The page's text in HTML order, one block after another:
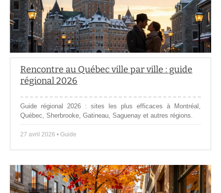
Rencontre au Québec ville par ville : guide
régional 2026
Guide régional 2026 : sites les plus efficaces à Montréal,
Québec, Sherbrooke, Gatineau, Saguenay et autres régions.
27 avril 2026 • Guide